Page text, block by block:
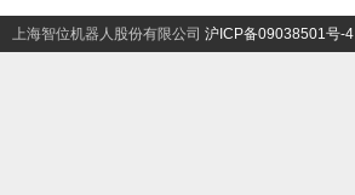
上海智位机器人股份有限公司 沪ICP备09038501号-4